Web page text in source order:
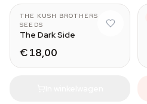
THE KUSH BROTHERS
SEEDS
The Dark Side
€ 18,00